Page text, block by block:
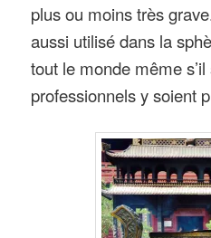
plus ou moins très
aussi utilisé dans la
tout le monde même
professionnels y soient